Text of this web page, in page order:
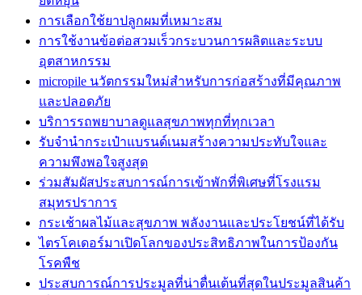
การเลือกใช้ยาปลูกผมที่เหมาะสม
การใช้งานข้อต่อสวมเร็วกระบวนการผลิตและระบบ
อุตสาหกรรม
micropile นวัตกรรมใหม่สำหรับการก่อสร้างที่มีคุณภาพ
และปลอดภัย
บริการรถพยาบาลดูแลสุขภาพทุกที่ทุกเวลา
รับจำนำกระเป๋าแบรนด์เนมสร้างความประทับใจและ
ความพึงพอใจสูงสุด
ร่วมสัมผัสประสบการณ์การเข้าพักที่พิเศษที่โรงแรม
สมุทรปราการ
กระเช้าผลไม้และสุขภาพ พลังงานและประโยชน์ที่ได้รับ
ไตรโคเดอร์มาเปิดโลกของประสิทธิภาพในการป้องกัน
โรคพืช
ประสบการณ์การประมูลที่น่าตื่นเต้นที่สุดในประมูลสินค้า